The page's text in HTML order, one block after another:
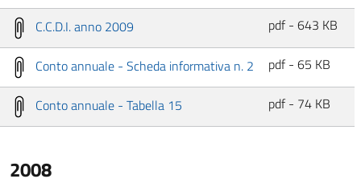
C.C.D.I. anno 2009 pdf - 643 KB
Conto annuale - Scheda informativa n. 2 pdf - 65 KB
Conto annuale - Tabella 15 pdf - 74 KB
2008